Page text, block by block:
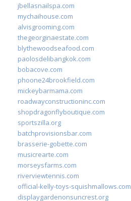
jbellasnailspa.com
mychaihouse.com
alvisgrooming.com
thegeorginaestate.com
blythewoodseafood.com
paolosdelibangkok.com
bobacove.com
phoone24brookfield.com
mickeybarmama.com
roadwayconstructioninc.com
shopdragonflyboutique.com
sportszilla.org
batchprovisionsbar.com
brasserie-gobette.com
musicrearte.com
morseysfarms.com
riverviewtennis.com
official-kelly-toys-squishmallows.com
displaygardenonsuncrest.org